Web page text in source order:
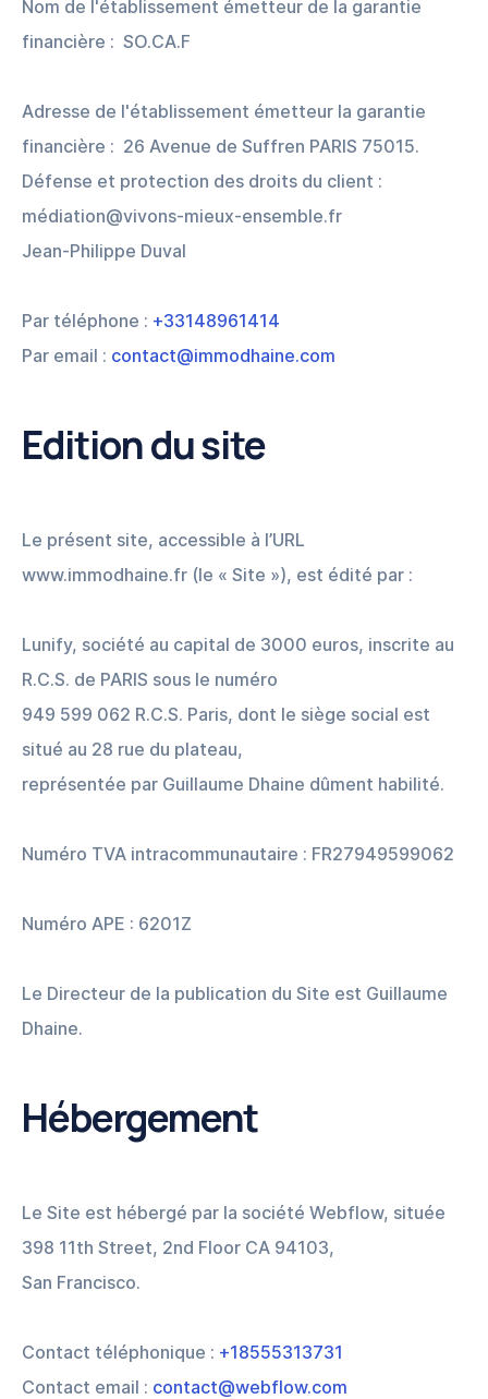
Nom de l'établissement émetteur de la garantie
financière : SO.CA.F
Adresse de l'établissement émetteur la garantie
financière : 26 Avenue de Suffren PARIS 75015.
Défense et protection des droits du client :
médiation@vivons-mieux-ensemble.fr
Jean-Philippe Duval
​Par téléphone : +33148961414
Par email : contact@immodhaine.com
Edition du site
Le présent site, accessible à l’URL
www.immodhaine.fr (le « Site »), est édité par :
Lunify, société au capital de 3000 euros, inscrite au
R.C.S. de PARIS sous le numéro
949 599 062 R.C.S. Paris, dont le siège social est
situé au 28 rue du plateau,
représentée par Guillaume Dhaine dûment habilité.
Numéro TVA intracommunautaire : FR27949599062
Numéro APE : 6201Z
Le Directeur de la publication du Site est Guillaume
Dhaine.
Hébergement
Le Site est hébergé par la société Webflow, située
398 11th Street, 2nd Floor CA 94103,
San Francisco.
Contact téléphonique : +18555313731
Contact email : contact@webflow.com